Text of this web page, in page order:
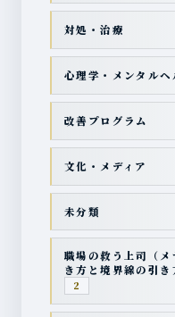
対処・治療
心理学・メンタルヘ
改善プログラム
文化・メディア
未分類
職場の救う上司（メ
き方と境界線の引き
2